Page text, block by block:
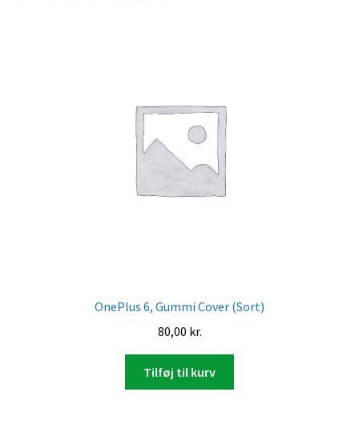
OnePlus 6, Gummi Cover (Sort)
80,00 kr.
Tilføj til kurv